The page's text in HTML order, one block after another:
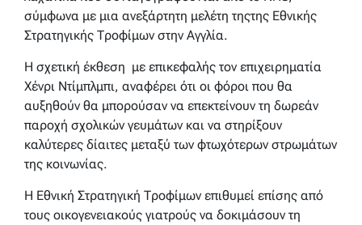
σύμφωνα με μια ανεξάρτητη μελέτη τηςτης Εθνικής
Στρατηγικής Τροφίμων στην Αγγλία.
Η σχετική έκθεση με επικεφαλής τον επιχειρηματία
Χένρι Ντίμπλμπι, αναφέρει ότι οι φόροι που θα
αυξηθούν θα μπορούσαν να επεκτείνουν τη δωρεάν
παροχή σχολικών γευμάτων και να στηρίξουν
καλύτερες δίαιτες μεταξύ των φτωχότερων στρωμάτων
της κοινωνίας.
Η Εθνική Στρατηγική Τροφίμων επιθυμεί επίσης από
τους οικογενειακούς γιατρούς να δοκιμάσουν τη